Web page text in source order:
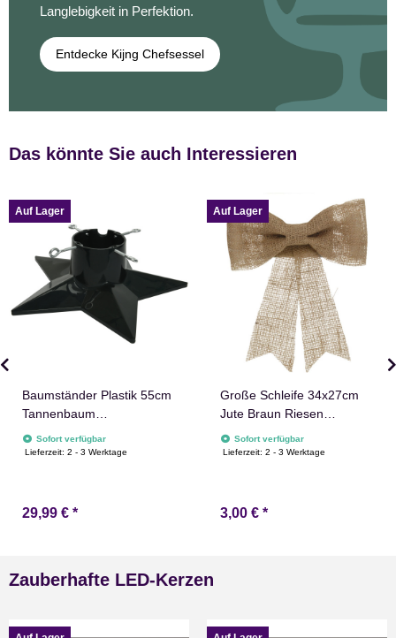
Langlebigkeit in Perfektion.
Entdecke Kijng Chefsessel
Das könnte Sie auch Interessieren
Auf Lager
Baumständer Plastik 55cm
Tannenbaum
Weihnachtsbaum Ständer
Weihnachten
Sofort verfügbar
Lieferzeit:2 - 3 Werktage
29,99 € *
Auf Lager
Große Schleife 34x27cm
Jute Braun Riesen
Weihnachten Verpackung
Christbaumschmuck
Sofort verfügbar
Lieferzeit:2 - 3 Werktage
3,00 € *
Zauberhafte LED-Kerzen